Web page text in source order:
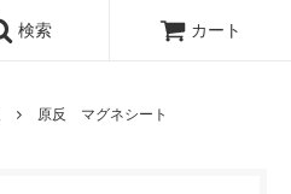
検索 カート
原反 マグネシート